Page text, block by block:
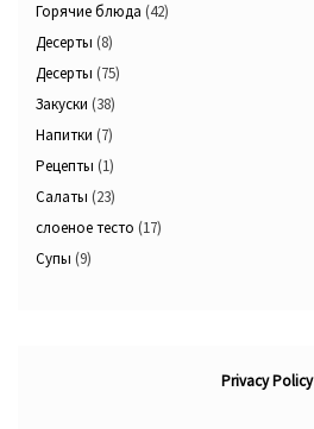
Горячие блюда (42)
Десерты (8)
Десерты (75)
Закуски (38)
Напитки (7)
Рецепты (1)
Салаты (23)
слоеное тесто (17)
Супы (9)
Privacy Policy